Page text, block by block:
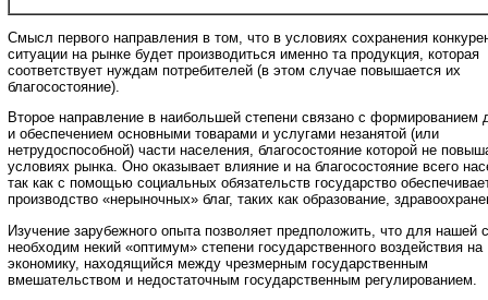
Смысл первого направления в том, что в условиях сохранения
ситуации на рынке будет производиться именно та продукция, которая
соответствует нуждам потребителей (в этом случае повышается их
благосостояние).
Второе направление в наибольшей степени связано с формированием
и обеспечением основными товарами и услугами незанятой (или
нетрудоспособной) части населения, благосостояние которой не
условиях рынка. Оно оказывает влияние и на благосостояние всего
так как с помощью социальных обязательств государство
производство «нерыночных» благ, таких как образование,
Изучение зарубежного опыта позволяет предположить, что для нашей
необходим некий «оптимум» степени государственного воздействия на
экономику, находящийся между чрезмерным государственным
вмешательством и недостаточным государственным регулированием.